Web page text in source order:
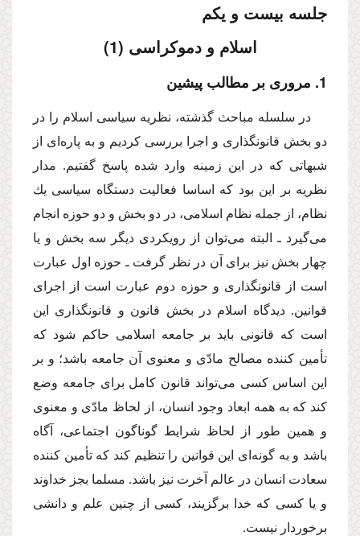
جلسه بیست و یكم
اسلام و دموكراسى (1)
1. مرورى بر مطالب پیشین
در سلسله مباحث گذشته، نظریه سیاسى اسلام را در
دو بخش قانونگذارى و اجرا بررسى كردیم و به پاره‌اى از
شبهاتى كه در این زمینه وارد شده پاسخ گفتیم. مدار
نظریه بر این بود كه اساسا فعالیت دستگاه سیاسى یك
نظام، از جمله نظام اسلامى، در دو بخش و دو حوزه انجام
مى‌گیرد ـ البته مى‌توان از رویكردى دیگر سه بخش و یا
چهار بخش نیز براى آن در نظر گرفت ـ حوزه اول عبارت
است از قانونگذارى و حوزه دوم عبارت است از اجراى
قوانین. دیدگاه اسلام در بخش قانون و قانونگذارى این
است كه قانونى باید بر جامعه اسلامى حاكم شود كه
تأمین كننده مصالح مادّى و معنوى آن جامعه باشد؛ و بر
این اساس كسى مى‌تواند قانون كامل براى جامعه وضع
كند كه به همه ابعاد وجود انسان، از لحاظ مادّى و معنوى
و همین طور از لحاظ شرایط گوناگون اجتماعى، آگاه
باشد و به گونه‌اى این قوانین را تنظیم كند كه تأمین كننده
سعادت انسان در عالم آخرت نیز باشد. مسلما بجز خداوند
و یا كسى كه خدا برگزیند، كسى از چنین علم و دانشى
برخوردار نیست.